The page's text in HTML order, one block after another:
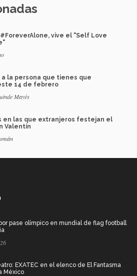
vive el "Self Love
a la persona que tienes que
14 de febrero
Mayés
en las que extranjeros festejan el
Valentín
pase olímpico en mundial de flag football
EXATEC en el elenco de El Fantasma
México